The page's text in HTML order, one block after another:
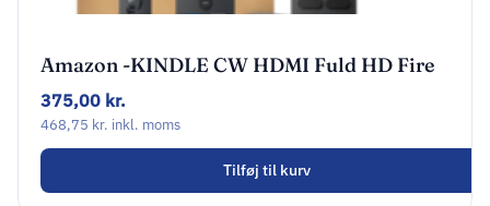
Amazon -KINDLE CW HDMI Fuld HD Fire
OS Sort
375,00 kr.
468,75 kr. inkl. moms
Tilføj til kurv